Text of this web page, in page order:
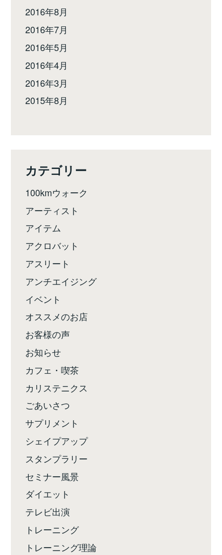
2016年8月
2016年7月
2016年5月
2016年4月
2016年3月
2015年8月
カテゴリー
100kmウォーク
アーティスト
アイテム
アクロバット
アスリート
アンチエイジング
イベント
オススメのお店
お客様の声
お知らせ
カフェ・喫茶
カリステニクス
ごあいさつ
サプリメント
シェイプアップ
スタンプラリー
セミナー風景
ダイエット
テレビ出演
トレーニング
トレーニング理論